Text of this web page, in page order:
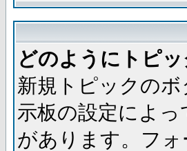
どのようにトピ
新規トピックの
示板の設定によ
があります。フ